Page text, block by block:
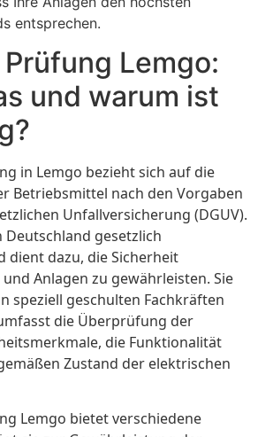
entsprechen.
Lemgo:
und warum ist
in Lemgo bezieht sich auf die
Betriebsmittel nach den Vorgaben
Unfallversicherung (DGUV).
gesetzlich
dient dazu, die Sicherheit
Anlagen zu gewährleisten. Sie
speziell geschulten Fachkräften
die Überprüfung der
die Funktionalität
Zustand der elektrischen
Lemgo bietet verschiedene